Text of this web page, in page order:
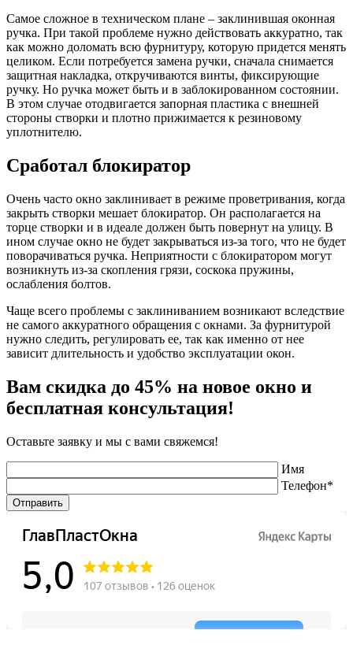
Самое сложное в техническом плане – заклинившая оконная
ручка. При такой проблеме нужно действовать аккуратно, так
как можно доломать всю фурнитуру, которую придется менять
целиком. Если потребуется замена ручки, сначала снимается
защитная накладка, откручиваются винты, фиксирующие
ручку. Но ручка может быть и в заблокированном состоянии.
В этом случае отодвигается запорная пластика с внешней
стороны створки и плотно прижимается к резиновому
уплотнителю.
Сработал блокиратор
Очень часто окно заклинивает в режиме проветривания, когда
закрыть створки мешает блокиратор. Он располагается на
торце створки и в идеале должен быть повернут на улицу. В
ином случае окно не будет закрываться из-за того, что не будет
поворачиваться ручка. Неприятности с блокиратором могут
возникнуть из-за скопления грязи, соскока пружины,
ослабления болтов.
Чаще всего проблемы с заклиниванием возникают вследствие
не самого аккуратного обращения с окнами. За фурнитурой
нужно следить, регулировать ее, так как именно от нее
зависит длительность и удобство эксплуатации окон.
Вам скидка до 45% на новое окно и
бесплатная консультация!
Оставьте заявку и мы с вами свяжемся!
Имя
Телефон*